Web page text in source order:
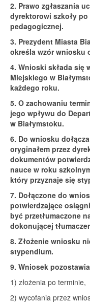
2. Prawo zgłaszania
dyrektorowi szkoły
pedagogicznej.
3. Prezydent Miasta
określa wzór wniosku
4. Wnioski składa się
Miejskiego w
każdego roku.
5. O zachowaniu
jego wpływu do
w Białymstoku.
6. Do wniosku
oryginałem przez
dokumentów
nauce w roku
który przyznaje się
7. Dołączone do
potwierdzające
być przetłumaczone
dokonującej
8. Złożenie wniosku
stypendium.
9. Wniosek
1) złożenia po terminie,
2) wycofania przez